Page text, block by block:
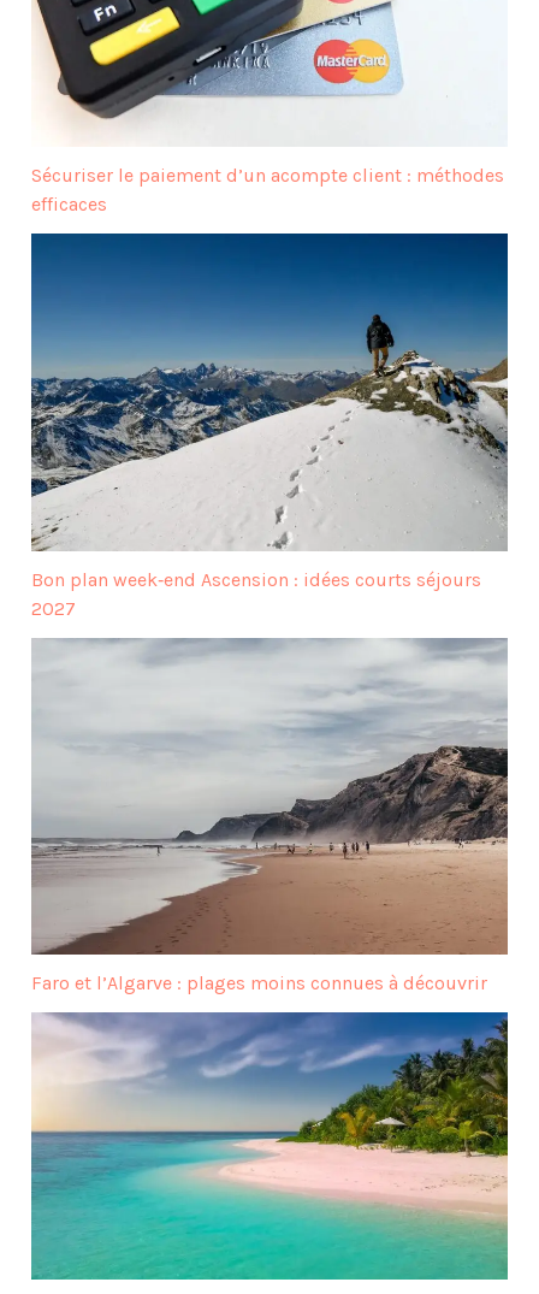
Sécuriser le paiement d’un acompte client : méthodes
efficaces
Bon plan week‑end Ascension : idées courts séjours
2027
Faro et l’Algarve : plages moins connues à découvrir